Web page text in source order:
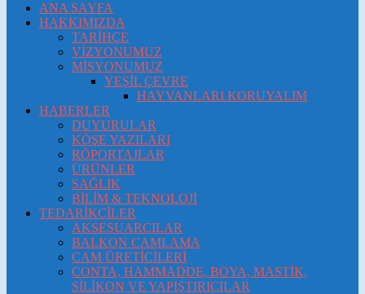
ANA SAYFA
HAKKIMIZDA
TARİHÇE
VİZYONUMUZ
MİSYONUMUZ
YEŞİL ÇEVRE
HAYVANLARI KORUYALIM
HABERLER
DUYURULAR
KÖŞE YAZILARI
RÖPORTAJLAR
ÜRÜNLER
SAĞLIK
BİLİM & TEKNOLOJİ
TEDARİKÇİLER
AKSESUARCILAR
BALKON CAMLAMA
CAM ÜRETİCİLERİ
CONTA, HAMMADDE, BOYA, MASTİK,
SİLİKON VE YAPIŞTIRICILAR